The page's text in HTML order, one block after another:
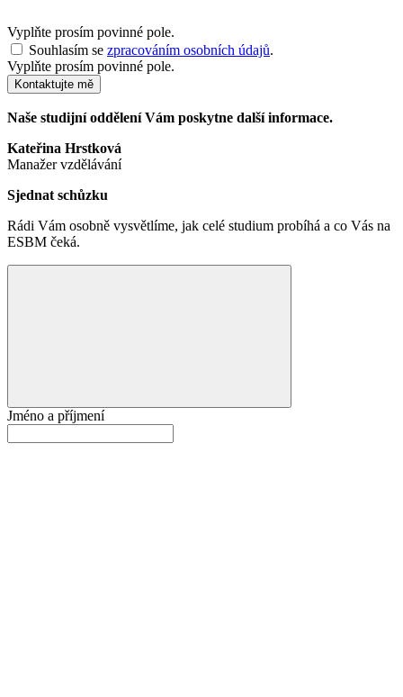
Vyplňte prosím povinné pole.
Souhlasím se zpracováním osobních údajů.
Vyplňte prosím povinné pole.
Kontaktujte mě
Naše studijní oddělení Vám poskytne další informace.
Kateřina Hrstková
Manažer vzdělávání
Sjednat schůzku
Rádi Vám osobně vysvětlíme, jak celé studium probíhá a co Vás na
ESBM čeká.
Jméno a příjmení